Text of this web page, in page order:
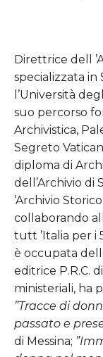
Direttrice dell
specializzata in
l’Università
suo percorso
Archivistica,
Segreto
diploma di
dell’Archivio di
’Archivio
collaborando
tutt ’Italia per i
è occupata
editrice P.R.C.
ministeriali, ha
”Tracce di
passato e
di Messina;